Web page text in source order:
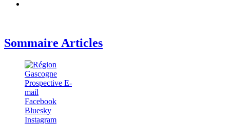
Sommaire Articles